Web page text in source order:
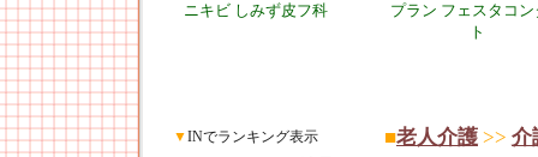
ニキビ しみず皮フ科
プラン フェスタコン
ト
▼INでランキング表示
■老人介護 >> 介